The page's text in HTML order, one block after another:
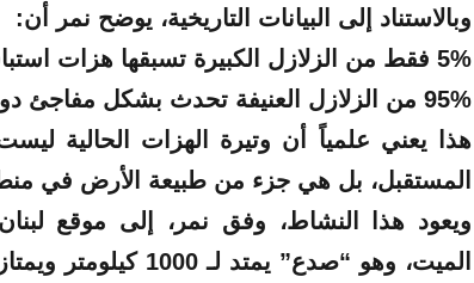
وبالاستناد إلى البيانات التاريخية، يوضح نمر أن:
5% فقط من الزلازل الكبيرة تسبقها هزات استباقية.
95% من الزلازل العنيفة تحدث بشكل مفاجئ دون مقدمات ملموسة.
هذا يعني علمياً أن وتيرة الهزات الحالية
المستقبل، بل هي جزء من طبيعة الأرض في
ويعود هذا النشاط، وفق نمر، إلى موقع
الميت، وهو “صدع”